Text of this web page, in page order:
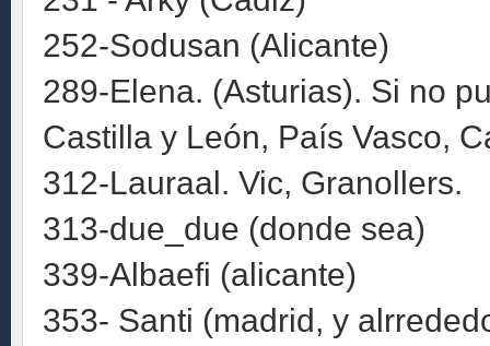
252-Sodusan (Alicante)
289-Elena. (Asturias). Si no
Castilla y León, País Vasco,
312-Lauraal. Vic, Granollers.
313-due_due (donde sea)
339-Albaefi (alicante)
353- Santi (madrid, y